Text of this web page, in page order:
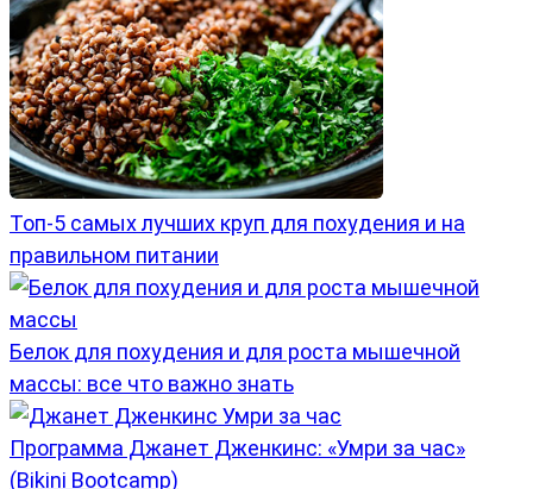
Топ-5 самых лучших круп для похудения и на
правильном питании
Белок для похудения и для роста мышечной
массы: все что важно знать
Программа Джанет Дженкинс: «Умри за час»
(Bikini Bootcamp)